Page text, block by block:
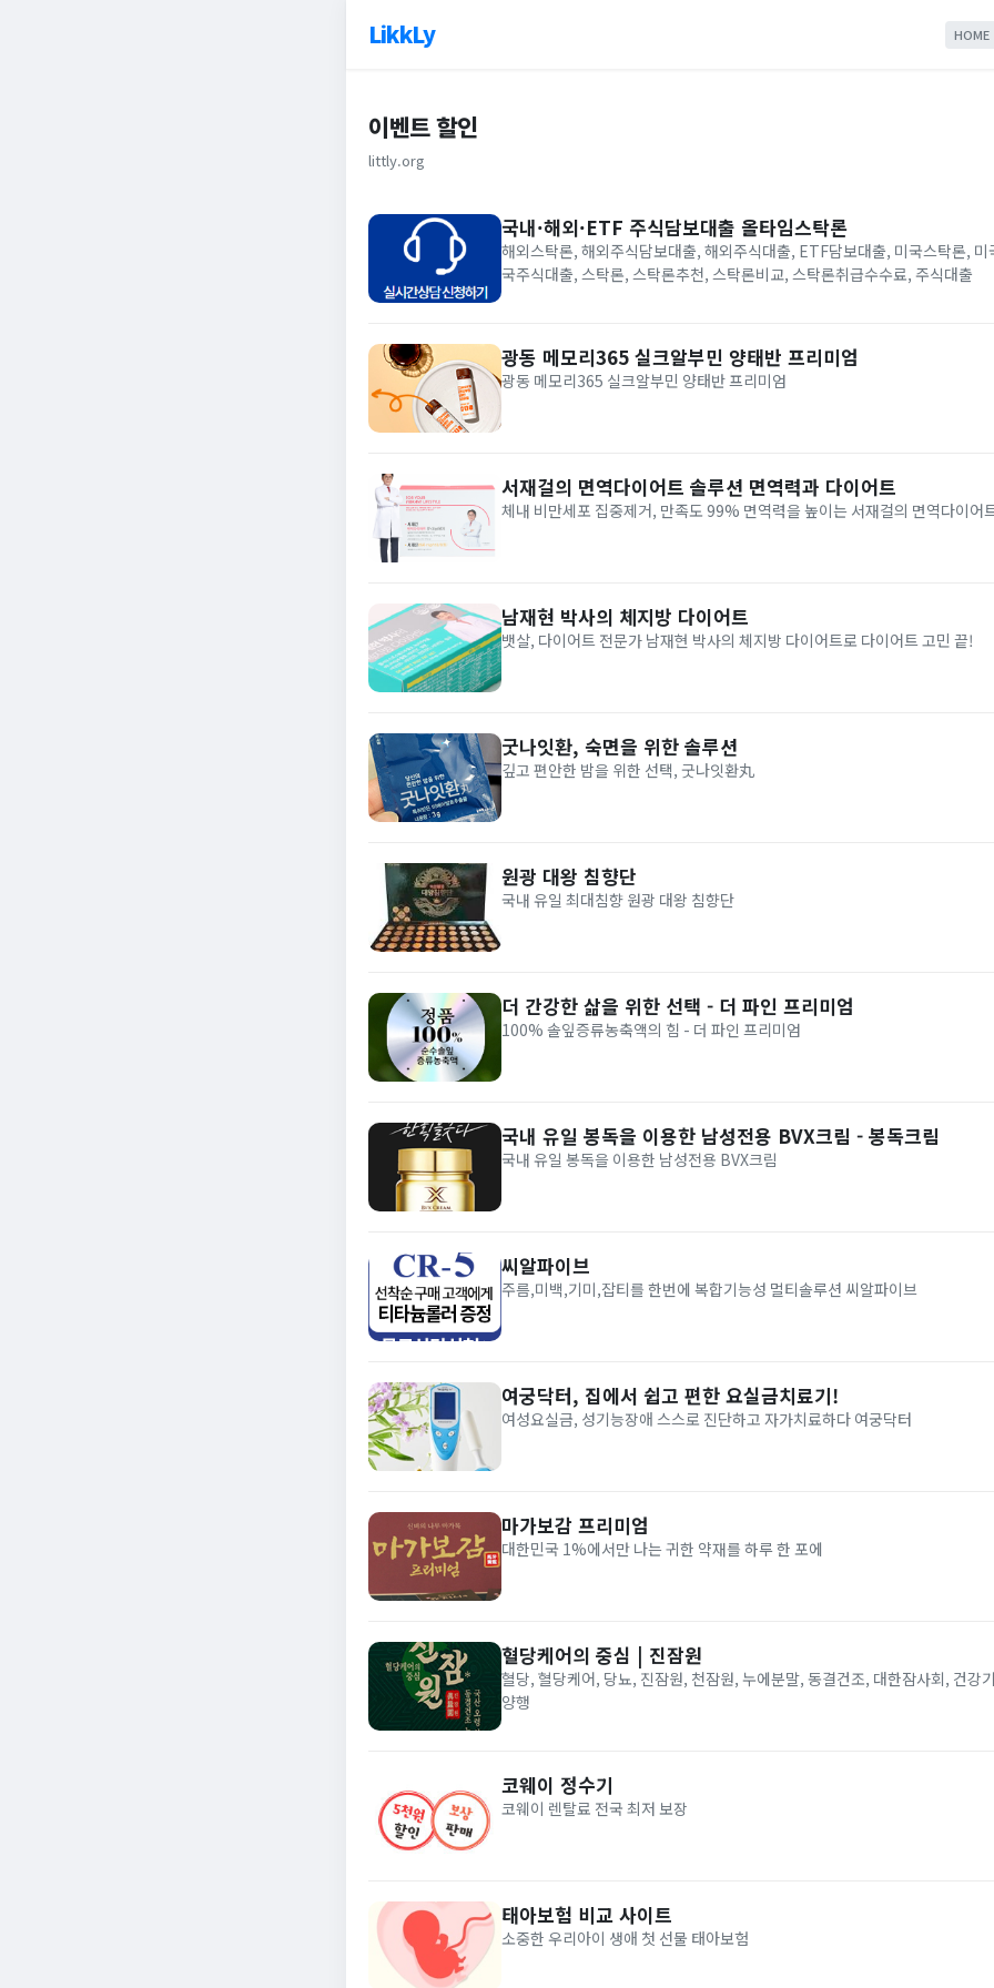
LikkLy HOME
이벤트 할인
littly.org
국내·해외·ETF 주식담보대출 올타임스탁론
해외스탁론, 해외주식담보대출, 해외주식대출, ETF담보대출, 미국스탁론,
국주식대출, 스탁론, 스탁론추천, 스탁론비교, 스탁론취급수수료, 주식대출
광동 메모리365 실크알부민 양태반 프리미엄
광동 메모리365 실크알부민 양태반 프리미엄
서재걸의 면역다이어트 솔루션 면역력과 다이어트
체내 비만세포 집중제거, 만족도 99% 면역력을 높이는 서재걸의 면역다이어
남재현 박사의 체지방 다이어트
뱃살, 다이어트 전문가 남재현 박사의 체지방 다이어트로 다이어트 고민 끝!
굿나잇환, 숙면을 위한 솔루션
깊고 편안한 밤을 위한 선택, 굿나잇환丸
원광 대왕 침향단
국내 유일 최대침향 원광 대왕 침향단
더 간강한 삶을 위한 선택 - 더 파인 프리미엄
100% 솔잎증류농축액의 힘 - 더 파인 프리미엄
국내 유일 봉독을 이용한 남성전용 BVX크림 - 봉독크림
국내 유일 봉독을 이용한 남성전용 BVX크림
씨알파이브
주름,미백,기미,잡티를 한번에 복합기능성 멀티솔루션 씨알파이브
여궁닥터, 집에서 쉽고 편한 요실금치료기!
여성요실금, 성기능장애 스스로 진단하고 자가치료하다 여궁닥터
마가보감 프리미엄
대한민국 1%에서만 나는 귀한 약재를 하루 한 포에
혈당케어의 중심 | 진잠원
혈당, 혈당케어, 당뇨, 진잠원, 천잠원, 누에분말, 동결건조, 대한잠사회, 건강
양행
코웨이 정수기
코웨이 렌탈료 전국 최저 보장
태아보험 비교 사이트
소중한 우리아이 생애 첫 선물 태아보험